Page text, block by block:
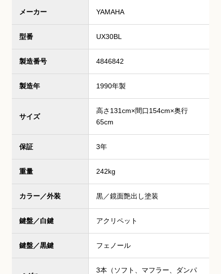
メーカー YAMAHA
型番 UX30BL
製造番号 4846842
製造年 1990年製
サイズ
高さ131cm×間口154cm×奥行
65cm
保証 3年
重量 242kg
カラー／外装 黒／鏡面艶出し塗装
鍵盤／白鍵 アクリペット
鍵盤／黒鍵 フェノール
3本（ソフト、マフラー、ダンパ